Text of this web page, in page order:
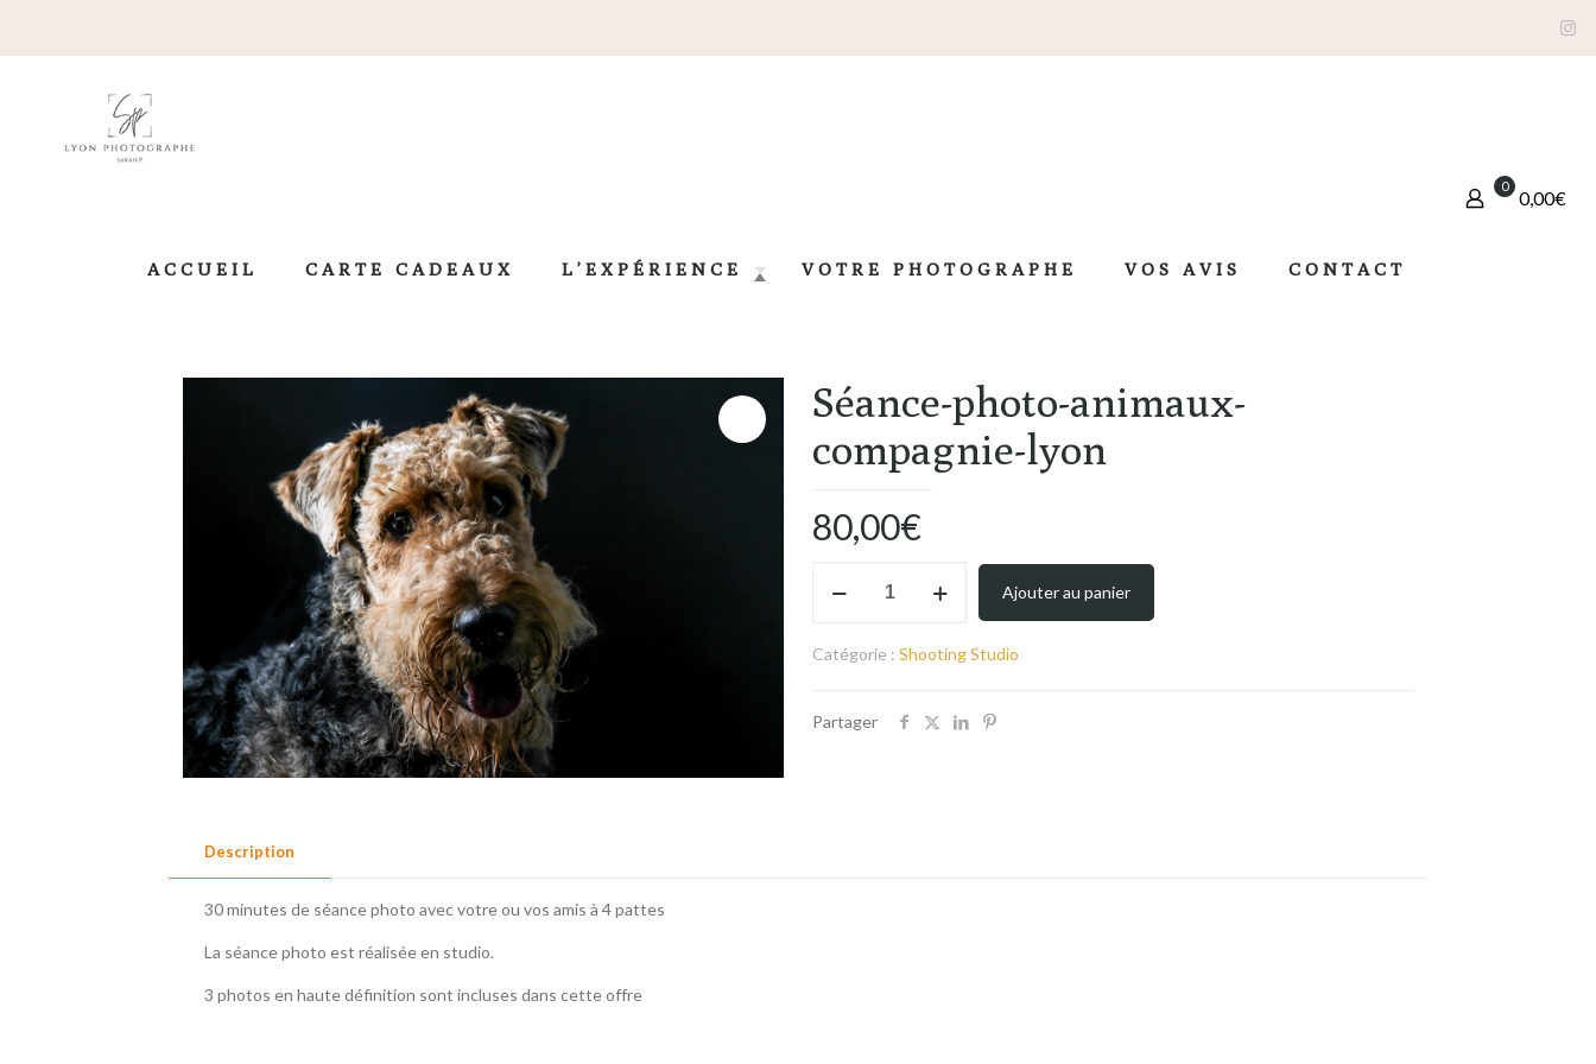
ACCUEIL CARTE CADEAUX L’EXPÉRIENCE VOTRE PHOTOGRAPHE VOS AVIS CONTACT
0
0,00€
Séance-photo-animaux-
compagnie-lyon
80,00€
photo-
lyon
Ajouter au panier
Catégorie : Shooting Studio
Partager
Description
30 minutes de séance photo avec votre ou vos amis à 4 pattes
La séance photo est réalisée en studio.
3 photos en haute définition sont incluses dans cette offre